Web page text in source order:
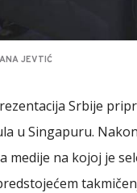
JEVTIĆ
Srbije
u Singapuru.
medije na kojoj je